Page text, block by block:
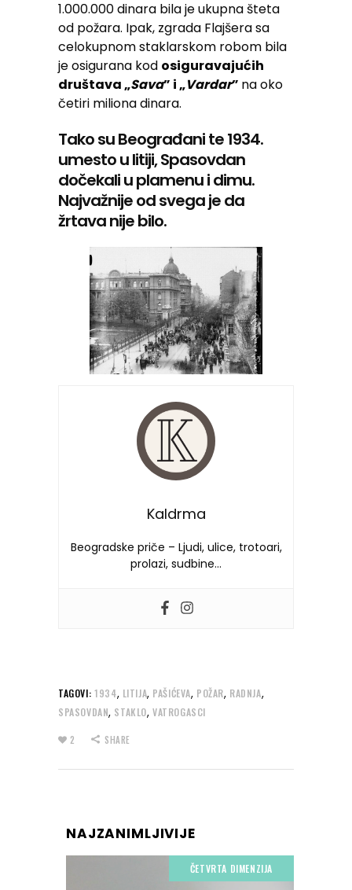
1.000.000 dinara bila je ukupna šteta
od požara. Ipak, zgrada Flajšera sa
celokupnom staklarskom robom bila
je osigurana kod osiguravajućih
društava „Sava” i „Vardar” na oko
četiri miliona dinara.
Tako su Beograđani te 1934.
umesto u litiji, Spasovdan
dočekali u plamenu i dimu.
Najvažnije od svega je da
žrtava nije bilo.
Kaldrma
Beogradske priče – Ljudi, ulice, trotoari,
prolazi, sudbine…
TAGOVI: 1934, LITIJA, PAŠIĆEVA, POŽAR, RADNJA,
SPASOVDAN, STAKLO,VATROGASCI
2 SHARE
NAJZANIMLJIVIJE
ČETVRTA DIMENZIJA